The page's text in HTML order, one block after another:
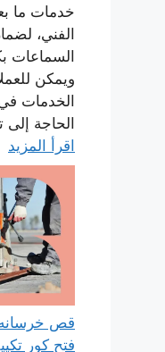
خدمات ما
الفني،
السماعات
ويمكن
الخدمات
الحاجة
اقرأ المزيد
فتح كور